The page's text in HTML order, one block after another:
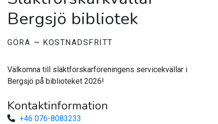
Bergsjö bibliotek
GÖRA KOSTNADSFRITT
Välkomna till släktforskarföreningens servicekvällar i
Bergsjö på biblioteket 2026!
Kontaktinformation
+46 076-8083233